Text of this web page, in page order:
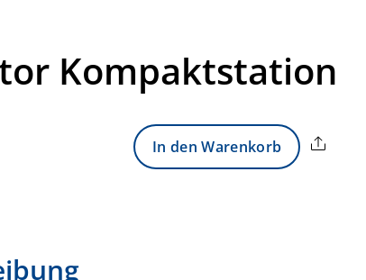
Kompaktstation
In den Warenkorb Share